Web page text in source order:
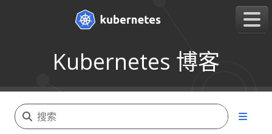
Kubernetes 博客